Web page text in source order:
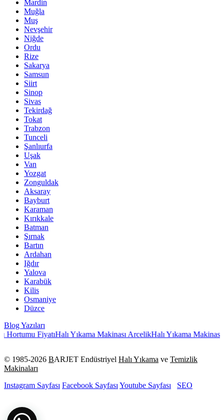
Mardin
Muğla
Muş
Nevşehir
Niğde
Ordu
Rize
Sakarya
Samsun
Siirt
Sinop
Sivas
Tekirdağ
Tokat
Trabzon
Tunceli
Şanlıurfa
Uşak
Van
Yozgat
Zonguldak
Aksaray
Bayburt
Karaman
Kırıkkale
Batman
Şırnak
Bartın
Ardahan
Iğdır
Yalova
Karabük
Kilis
Osmaniye
Düzce
Blog Yazıları
FiyatıHalı Yıkama Makinası ArcelikHalı Yıkama Makinası
© 1985-2026 BARJET Endüstriyel Halı Yıkama ve Temizlik
Makinaları
Instagram Sayfası Facebook Sayfası Youtube Sayfası SEO